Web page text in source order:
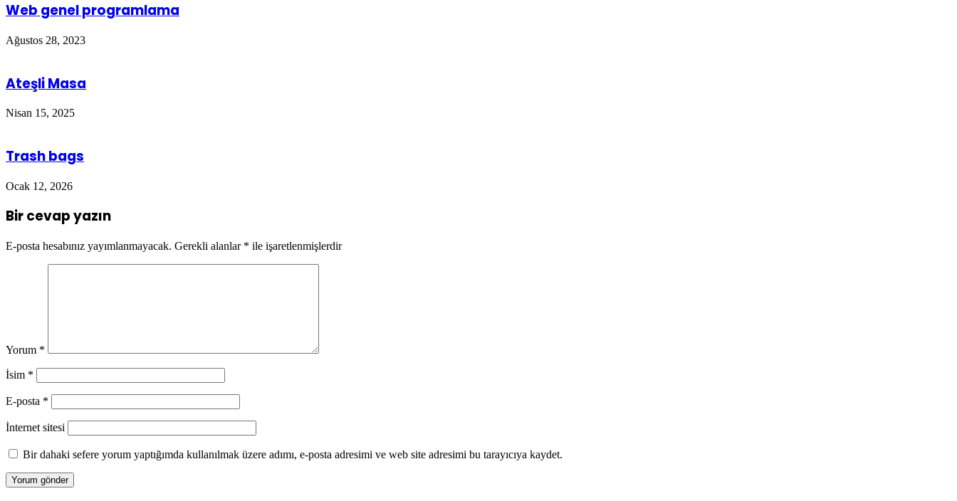
Web genel programlama
Ağustos 28, 2023
Ateşli Masa
Nisan 15, 2025
Trash bags
Ocak 12, 2026
Bir cevap yazın
E-posta hesabınız yayımlanmayacak. Gerekli alanlar * ile işaretlenmişlerdir
Yorum *
İsim *
E-posta *
İnternet sitesi
Bir dahaki sefere yorum yaptığımda kullanılmak üzere adımı, e-posta adresimi ve web site adresimi bu tarayıcıya kaydet.